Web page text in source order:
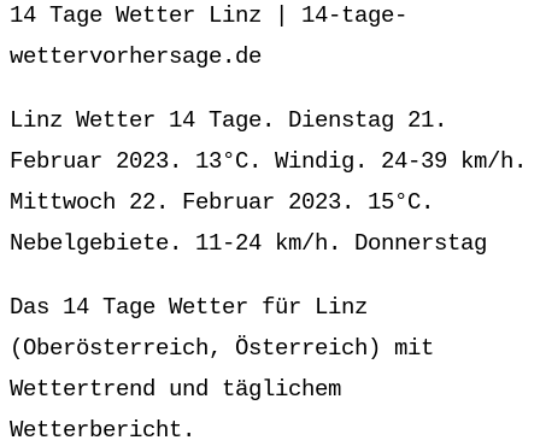
14 Tage Wetter Linz | 14-tage-
wettervorhersage.de
Linz Wetter 14 Tage. Dienstag 21.
Februar 2023. 13°C. Windig. 24-39 km/h.
Mittwoch 22. Februar 2023. 15°C.
Nebelgebiete. 11-24 km/h. Donnerstag
Das 14 Tage Wetter für Linz
(Oberösterreich, Österreich) mit
Wettertrend und täglichem
Wetterbericht.